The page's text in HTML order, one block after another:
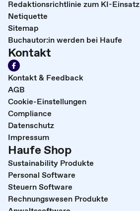
Redaktionsrichtlinie zum KI-Einsatz
Netiquette
Sitemap
Buchautor:in werden bei Haufe
Kontakt
Kontakt & Feedback
AGB
Cookie-Einstellungen
Compliance
Datenschutz
Impressum
Haufe Shop
Sustainability Produkte
Personal Software
Steuern Software
Rechnungswesen Produkte